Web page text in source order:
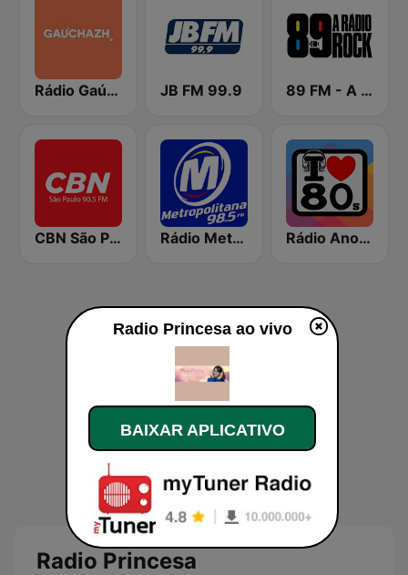
Rádio Gaúcha ZH JB FM 99.9 89 FM - A Rádio Rock
CBN São Paulo Rádio Metropolitana 98.5 FM Rádio Anos 80
Radio Princesa
Radio Princesa ao vivo
BAIXAR APLICATIVO